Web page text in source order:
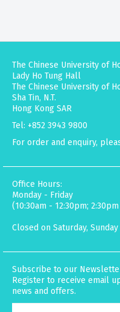
The Chinese University of
Lady Ho Tung Hall
The Chinese University of
Sha Tin, N.T.
Hong Kong SAR
Tel: +852 3943 9800
For order and enquiry,
Office Hours:
Monday - Friday
(10:30am - 12:30pm;
Closed on Saturday,
Subscribe to our
Register to receive email
news and offers.